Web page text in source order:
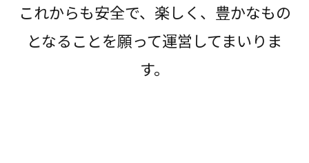
これからも安全で、楽しく、豊かなもの
となることを願って運営してまいりま
す。